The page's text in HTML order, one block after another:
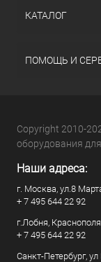
КАТАЛОГ
ПОМОЩЬ И
Copyright 2010-
оборудования
Наши адреса:
г. Москва, ул.8
+ 7 495 644 22 92
г.Лобня,
+ 7 495 644 22 92
Санкт-Петербург, ул